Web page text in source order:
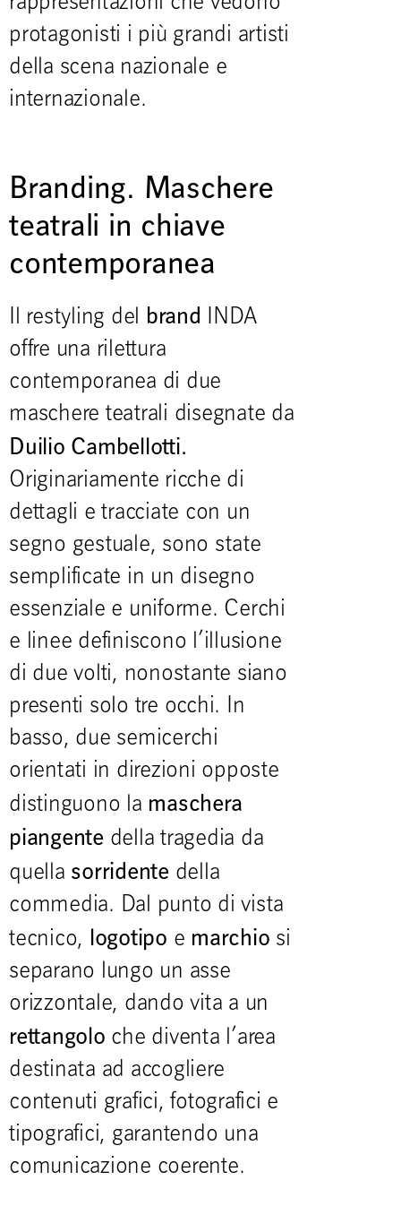
protagonisti i più grandi artisti
della scena nazionale e
internazionale.
Branding. Maschere
teatrali in chiave
contemporanea
Il restyling del brand INDA
offre una rilettura
contemporanea di due
maschere teatrali disegnate da
Duilio Cambellotti.
Originariamente ricche di
dettagli e tracciate con un
segno gestuale, sono state
semplificate in un disegno
essenziale e uniforme. Cerchi
e linee definiscono l’illusione
di due volti, nonostante siano
presenti solo tre occhi. In
basso, due semicerchi
orientati in direzioni opposte
distinguono la maschera
piangentedella tragedia da
quella sorridentedella
commedia. Dal punto di vista
tecnico, logotipo e marchio si
separano lungo un asse
orizzontale, dando vita a un
rettangolo che diventa l’area
destinata ad accogliere
contenuti grafici, fotografici e
tipografici, garantendo una
comunicazione coerente.